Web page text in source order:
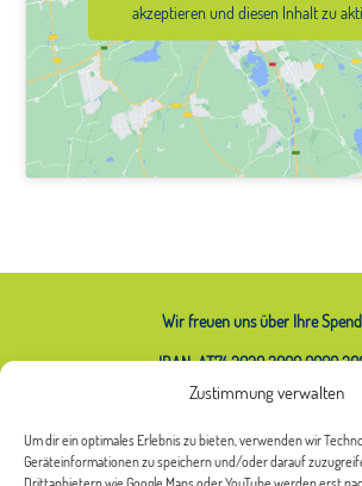
Zustimmung verwalten
Um dir ein optimales Erlebnis zu bieten, verwenden wir
Geräteinformationen zu speichern und/oder darauf
akzeptieren und diesen Inhalt zu
Wir freuen uns über Ihre
IBAN: AT74 2020 2000 0000